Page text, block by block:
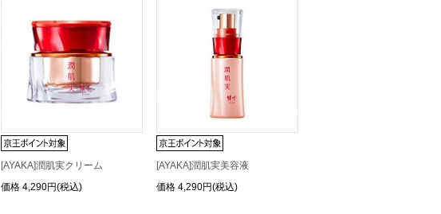
[AYAKA]潤肌実クリーム
価格 4,290円(税込)
[AYAKA]潤肌実美容液
価格 4,290円(税込)